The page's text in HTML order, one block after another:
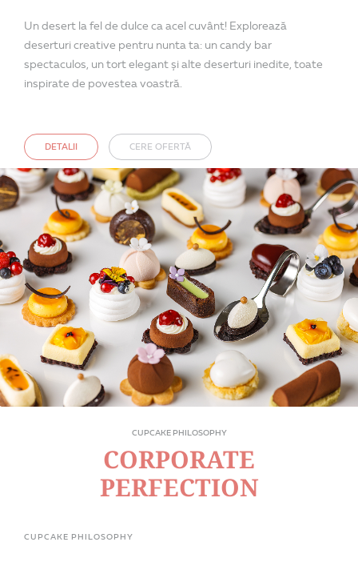
Un desert la fel de dulce ca acel cuvânt! Explorează
deserturi creative pentru nunta ta: un candy bar
spectaculos, un tort elegant și alte deserturi inedite, toate
inspirate de povestea voastră.
DETALII CERE OFERTĂ
CUPCAKE PHILOSOPHY
CORPORATE
PERFECTION
CUPCAKE PHILOSOPHY